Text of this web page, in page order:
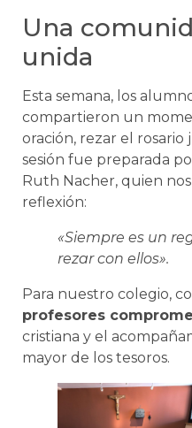
Una
unida
Esta semana, los
compartieron un
oración, rezar el rosario
sesión fue preparada
Ruth Nacher, quien
reflexión:
«Siempre es un
rezar con ellos».
Para nuestro colegio,
profesores
cristiana y el
mayor de los tesoros.